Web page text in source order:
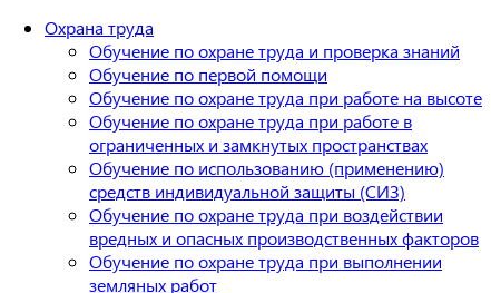
Охрана труда
Обучение по охране труда и проверка знаний
Обучение по первой помощи
Обучение по охране труда при работе на высоте
Обучение по охране труда при работе в
ограниченных и замкнутых пространствах
Обучение по использованию (применению)
средств индивидуальной защиты (СИЗ)
Обучение по охране труда при воздействии
вредных и опасных производственных факторов
Обучение по охране труда при выполнении
земляных работ